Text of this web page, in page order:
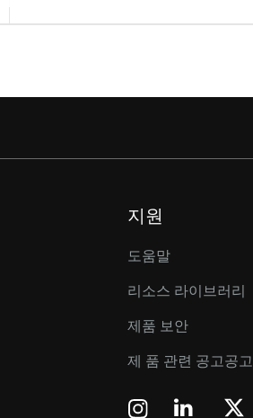
지원
도움말
리소스 라이브러리
제품 보안
제 품 관련 공고공고